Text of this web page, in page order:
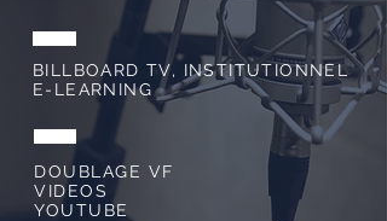
BILLBOARD TV, INSTITUTIONNEL
E-LEARNING
DOUBLAGE VF
VIDEOS
YOUTUBE